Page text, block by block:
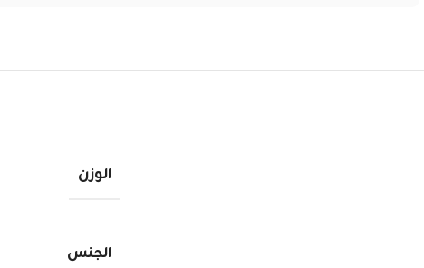
الوزن
الجنس